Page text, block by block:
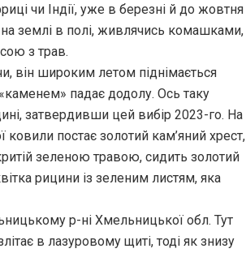
чи Індії, уже в березні й до жовтня
землі в полі, живлячись комашками,
з трав.
він широким летом піднімається
падає додолу. Ось таку
затвердивши цей вибір 2023-го. На
ковили постає золотий кам’яний хрест,
зеленою травою, сидить золотий
рицини із зеленим листям, яка
р-ні Хмельницької обл. Тут
в лазуровому щиті, тоді як знизу